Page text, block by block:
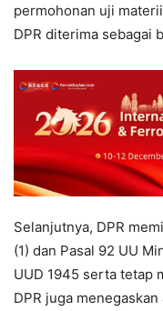
permohonan uji
DPR diterima sebagai
Selanjutnya, DPR
(1) dan Pasal 92 UU
UUD 1945 serta tetap
DPR juga